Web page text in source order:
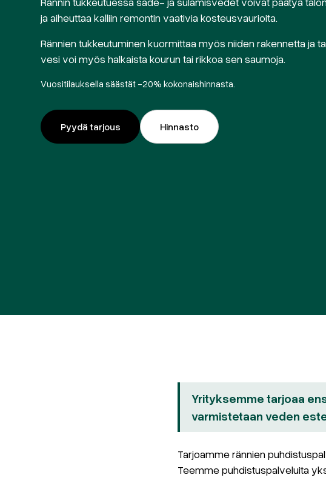
ja aiheuttaa kalliin remontin vaativia kosteusvaurioita.
Rännien tukkeutuminen kuormittaa myös niiden rakennetta ja
vesi voi myös halkaista kourun tai rikkoa sen saumoja.
Vuositilauksella säästät -20% kokonaishinnasta.
Pyydä tarjous Hinnasto
Yrityksemme tarjoaa
varmistetaan veden
Tarjoamme rännien
Teemme puhdistuspalveluita